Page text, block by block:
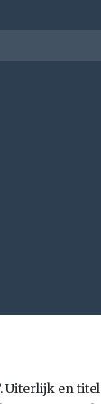
Uiterlijk en titel